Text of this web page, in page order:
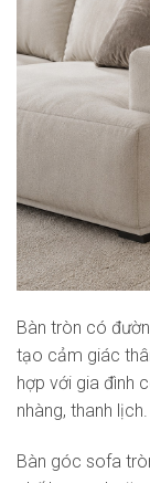
Bàn tròn có
tạo cảm giác
hợp với gia đình
nhàng, thanh lịch.
Bàn góc sofa